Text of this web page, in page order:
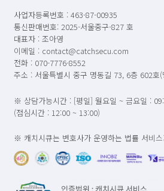
사업자등록번호 : 463-87-00935
통신판매번호: 2025-서울중구-827 호
대표자 : 조아영
이메일 : contact@catchsecu.com
전화 : 070-7776-8552
주소 : 서울특별시 중구 명동길 73, 6층 602호
※ 상담가능시간 : [평일] 월요일 ~ 금요일 :
(점심시간 : 12:00 ~ 13:00)
※ 캐치시큐는 변호사가 운영하는 법률 서비